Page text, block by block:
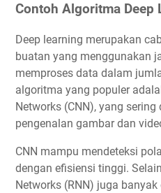
Contoh Algoritma Deep
Deep learning merupakan
buatan yang menggunakan
memproses data dalam
algoritma yang populer
Networks (CNN), yang
pengenalan gambar dan
CNN mampu mendeteksi
dengan efisiensi tinggi.
Networks (RNN) juga